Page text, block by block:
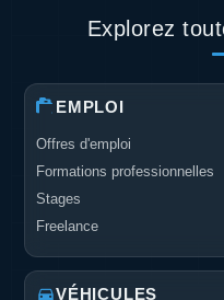
Explorez
EMPLOI
Offres d'emploi
Formations professionnelles
Stages
Freelance
VÉHICULES